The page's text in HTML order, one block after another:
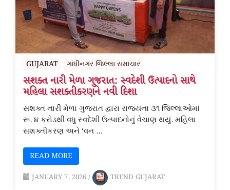
GUJARAT ગાંધીનગર જિલ્લા સમાચાર
સશક્ત નારી મેળા ગુજરાત: સ્વદેશી ઉત્પાદનો સાથે
મહિલા સશક્તીકરણને નવી દિશા
સશક્ત નારી મેળા ગુજરાત દ્વારા રાજ્યના ૩૧ જિલ્લાઓમાં
રૂ. ૪ કરોડથી વધુ સ્વદેશી ઉત્પાદનોનું વેચાણ થયું. મહિલા
સશક્તીકરણ અને ‘વન …
READ MORE
JANUARY 7, 2026 / TREND GUJARAT